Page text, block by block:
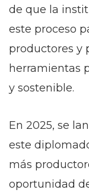
de que la
este proceso
productores y
herramientas
y sostenible.
En 2025, se
este
más
oportunidad